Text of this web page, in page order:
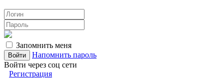
Запомнить меня
Напомнить пароль
Войти через соц сети
Регистрация